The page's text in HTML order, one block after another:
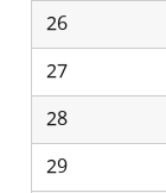
26
27
28
29